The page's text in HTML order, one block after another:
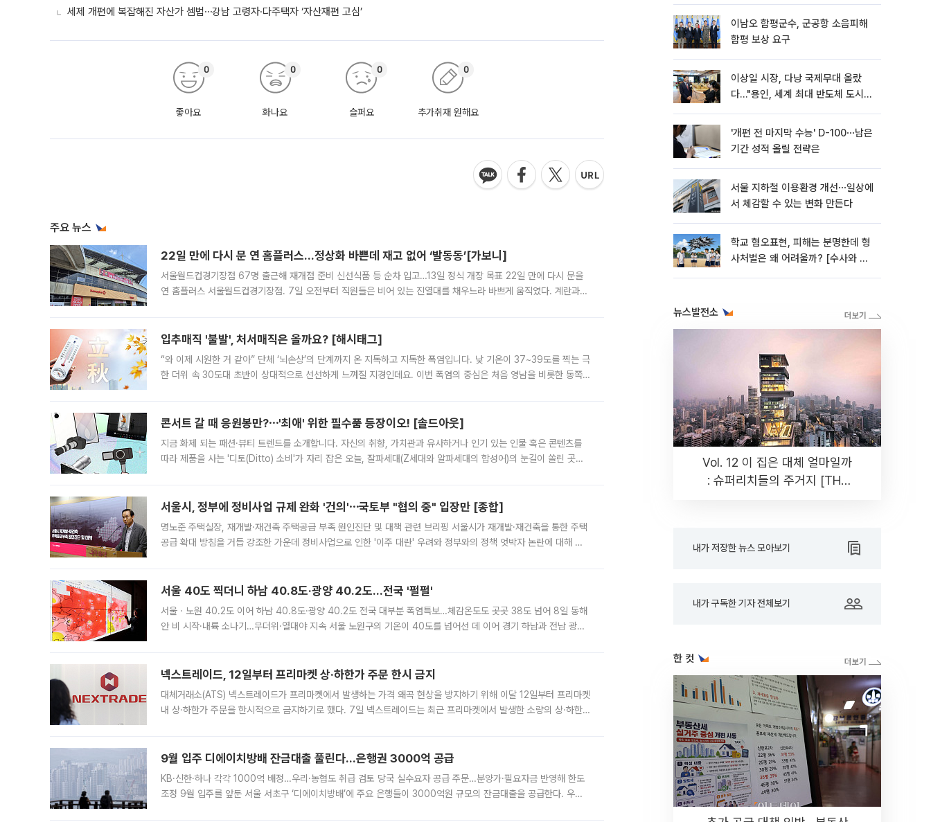
세제 개편에 복잡해진 자산가 셈법⋯강남 고령자·다주택자 ‘자산재편 고심’
좋아요
0
화나요
0
슬퍼요
0
추가취재 원해요
0
주요 뉴스
22일 만에 다시 문 연 홈플러스…정상화 바쁜데 재고 없어 ‘발동동’[가보니]
서울월드컵경기장점 67명 출근해 재개점 준비 신선식품 등 순차 입고…13일 정식 개장 목표 22일 만에 다시 문을
연 홈플러스 서울월드컵경기장점. 7일 오전부터 직원들은 비어 있는 진열대를 채우느라 바쁘게 움직였다. 계란과
입추매직 '불발', 처서매직은 올까요? [해시태그]
“와 이제 시원한 거 같아” 단체 ‘뇌손상’의 단계까지 온 지독하고 지독한 폭염입니다. 낮 기온이 37~39도를 찍는 극
한 더위 속 30도대 초반이 상대적으로 선선하게 느껴질 지경인데요. 이번 폭염의 중심은 처음 영남을 비롯한 동쪽
콘서트 갈 때 응원봉만?⋯'최애' 위한 필수품 등장이오! [솔드아웃]
지금 화제 되는 패션·뷰티 트렌드를 소개합니다. 자신의 취향, 가치관과 유사하거나 인기 있는 인물 혹은 콘텐츠를
따라 제품을 사는 '디토(Ditto) 소비'가 자리 잡은 오늘, 잘파세대(Z세대와 알파세대의 합성어)의 눈길이 쏠린 곳은
서울시, 정부에 정비사업 규제 완화 '건의'⋯국토부 "협의 중" 입장만 [종합]
명노준 주택실장, 재개발·재건축 주택공급 부족 원인진단 및 대책 관련 브리핑 서울시가 재개발·재건축을 통한 주택
공급 확대 방침을 거듭 강조한 가운데 정비사업으로 인한 '이주 대란' 우려와 정부와의 정책 엇박자 논란에 대해 정
서울 40도 찍더니 하남 40.8도·광양 40.2도…전국 '펄펄'
서울ㆍ노원 40.2도 이어 하남 40.8도·광양 40.2도 전국 대부분 폭염특보…체감온도도 곳곳 38도 넘어 8일 동해
안 비 시작·내륙 소나기…무더위·열대야 지속 서울 노원구의 기온이 40도를 넘어선 데 이어 경기 하남과 전남 광양
넥스트레이드, 12일부터 프리마켓 상·하한가 주문 한시 금지
대체거래소(ATS) 넥스트레이드가 프리마켓에서 발생하는 가격 왜곡 현상을 방지하기 위해 이달 12일부터 프리마켓
내 상·하한가 주문을 한시적으로 금지하기로 했다. 7일 넥스트레이드는 최근 프리마켓에서 발생한 소량의 상·하한
9월 입주 디에이치방배 잔금대출 풀린다…은행권 3000억 공급
KB·신한·하나 각각 1000억 배정…우리·농협도 취급 검토 당국 실수요자 공급 주문…분양가·필요자금 반영해 한도
조정 9월 입주를 앞둔 서울 서초구 ‘디에이치방배’에 주요 은행들이 3000억원 규모의 잔금대출을 공급한다. 우리
이남오 함평군수, 군공항 소음피해
함평 보상 요구
이상일 시장, 다낭 국제무대 올랐
다…"용인, 세계 최대 반도체 도시
'개편 전 마지막 수능' D-100⋯남은
기간 성적 올릴 전략은
서울 지하철 이용환경 개선⋯일상에
서 체감할 수 있는 변화 만든다
학교 혐오표현, 피해는 분명한데 형
사처벌은 왜 어려울까? [수사와 재
뉴스발전소
Vol. 12 이 집은 대체 얼마일까
: 슈퍼리치들의 주거지 [THE
내가 저장한 뉴스 모아보기
내가 구독한 기자 전체보기
한 컷